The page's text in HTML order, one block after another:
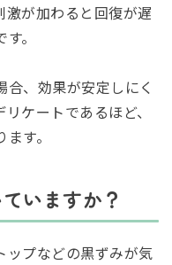
激が加わると回復が遅
。
合、効果が安定しにく
ケートであるほど、
す。
いますか？
ップなどの黒ずみが気